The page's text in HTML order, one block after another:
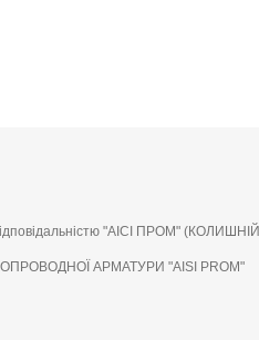
"АІСІ ПРОМ" (КОЛИШНІЙ
АРМАТУРИ "AISI PROM"